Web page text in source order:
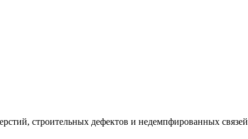
строительных дефектов и недемпфированных